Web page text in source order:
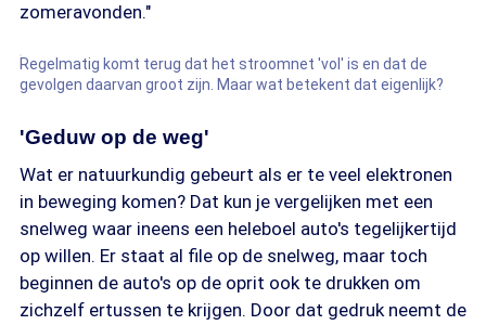
zomeravonden."
Regelmatig komt terug dat het stroomnet 'vol' is en dat de
gevolgen daarvan groot zijn. Maar wat betekent dat eigenlijk?
'Geduw op de weg'
Wat er natuurkundig gebeurt als er te veel elektronen
in beweging komen? Dat kun je vergelijken met een
snelweg waar ineens een heleboel auto's tegelijkertijd
op willen. Er staat al file op de snelweg, maar toch
beginnen de auto's op de oprit ook te drukken om
zichzelf ertussen te krijgen. Door dat gedruk neemt de